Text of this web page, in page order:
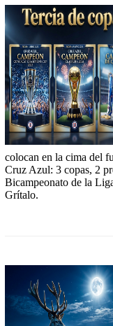
colocan en la cima del
Cruz Azul: 3 copas, 2
Bicampeonato de la
Grítalo.